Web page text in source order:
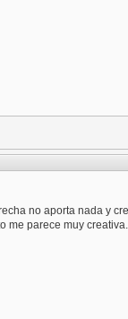
no aporta nada y
me parece muy creativa.